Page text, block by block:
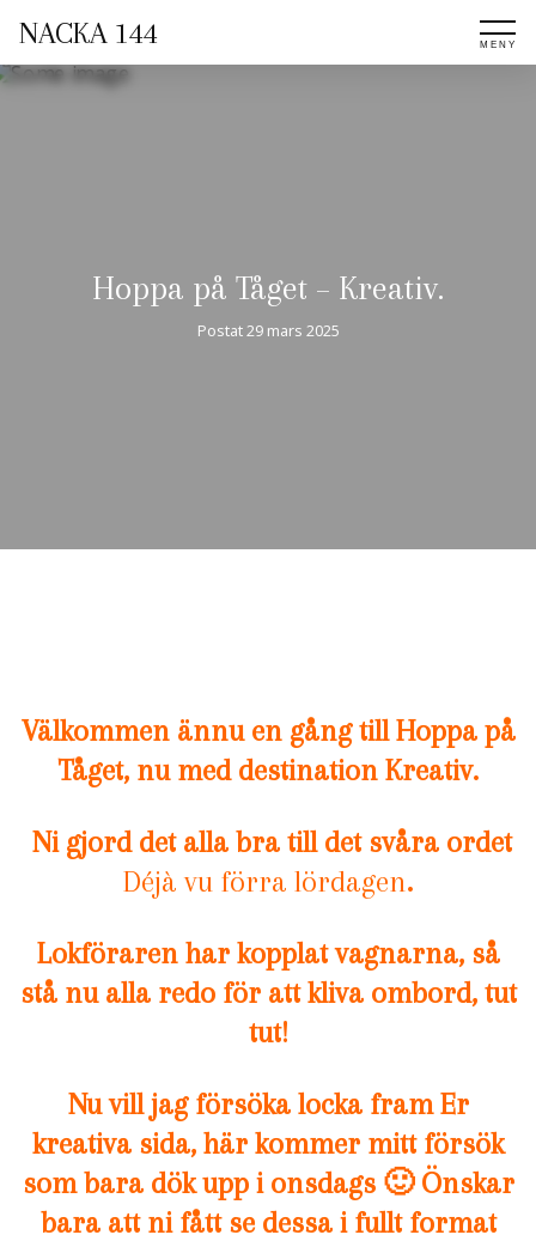
NACKA 144
Hoppa på Tåget – Kreativ.
Postat29 mars 2025
Välkommen ännu en gång till Hoppa på
Tåget, nu med destination Kreativ.
Ni gjord det alla bra till det svåra ordet
Déjà vu förra lördagen.
Lokföraren har kopplat vagnarna, så
stå nu alla redo för att kliva ombord, tut
tut!
Nu vill jag försöka locka fram Er
kreativa sida, här kommer mitt försök
som bara dök upp i onsdags 🙂 Önskar
bara att ni fått se dessa i fullt format